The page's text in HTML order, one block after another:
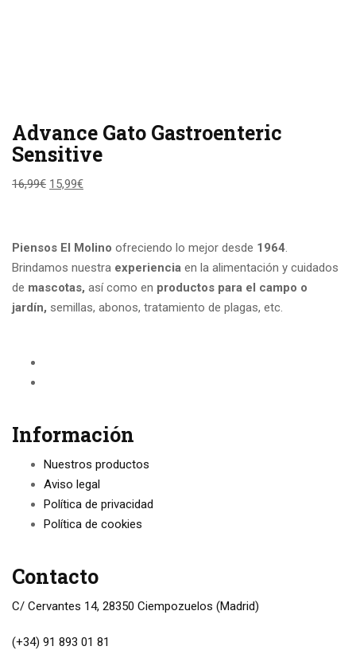
Advance Gato Gastroenteric
Sensitive
16,99€ 15,99€
Piensos El Molino ofreciendo lo mejor desde 1964.
Brindamos nuestra experiencia en la alimentación y cuidados
de mascotas, así como en productos para el campo o
jardín, semillas, abonos, tratamiento de plagas, etc.
Información
Nuestros productos
Aviso legal
Política de privacidad
Política de cookies
Contacto
C/ Cervantes 14, 28350 Ciempozuelos (Madrid)
(+34) 91 893 01 81